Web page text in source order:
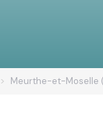
Meurthe-et-Moselle